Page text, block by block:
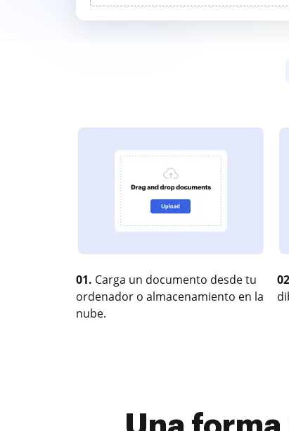
01. Carga un documento desde tu
ordenador o almacenamiento en la
nube.